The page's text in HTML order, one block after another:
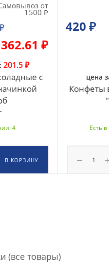
от
1500 ₽
362.61 ₽
201.5 ₽
с
4
В КОРЗИНУ
420 ₽
цена
Конфеты
Есть
(все товары)